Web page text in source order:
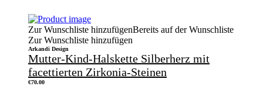
Zur Wunschliste hinzufügenBereits auf der Wunschliste
Zur Wunschliste hinzufügen
Arkandi Design
Mutter-Kind-Halskette Silberherz mit
facettierten Zirkonia-Steinen
€70.00